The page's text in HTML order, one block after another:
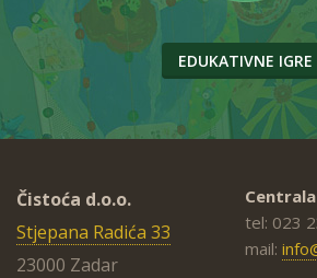
EDUKATIVNE IGRE
Čistoća d.o.o.
Stjepana Radića 33
23000 Zadar
Centrala
tel: 023
mail: